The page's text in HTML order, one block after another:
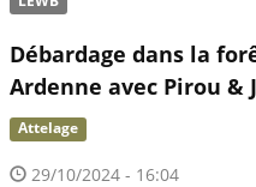
Débardage dans la
Ardenne avec Pirou &
Attelage
29/10/2024 - 16:04